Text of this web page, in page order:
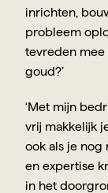
inrichten,
probleem
tevreden mee
goud?’
‘Met mijn
vrij makkelijk
ook als je nog
en expertise
in het